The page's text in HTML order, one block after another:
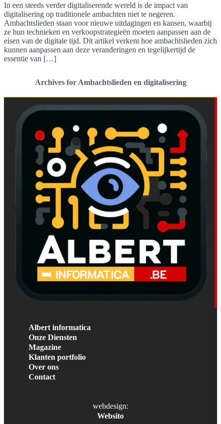
In een steeds verder digitaliserende wereld is de impact van
digitalisering op traditionele ambachten niet te negeren.
Ambachtslieden staan voor nieuwe uitdagingen en kansen, waarbij
ze hun technieken en verkoopstrategieën moeten aanpassen aan de
eisen van de digitale tijd. Dit artikel verkent hoe ambachtslieden zich
kunnen aanpassen aan deze veranderingen en tegelijkertijd de
essentie van […]
Archives for Ambachtslieden en digitalisering
Albert informatica
Onze Diensten
Magazine
Klanten portfolio
Over ons
Contact
webdesign:
Websito